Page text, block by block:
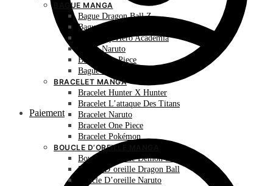
Paiement
BAGUE MANGA
Bague Dragon Ball Z
Bague Hunter X Hunter
Bague My Hero Academia
Bague Naruto
Bague One Piece
Bague Pokémon
BRACELET MANGA
Bracelet Hunter X Hunter
Bracelet L’attaque Des Titans
Bracelet Naruto
Bracelet One Piece
Bracelet Pokémon
BOUCLE D’OREILLE MANGA
Boucle D’oreille Demon Slayer
Boucle D’oreille Dragon Ball
Boucle D’oreille Naruto